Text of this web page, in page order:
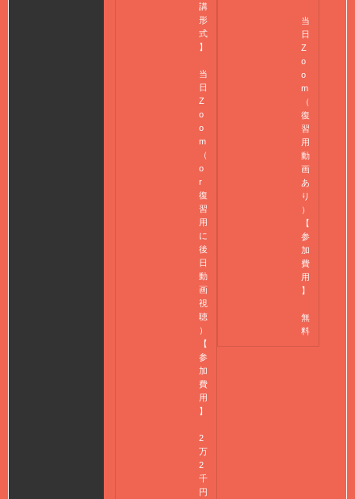
講
形
式
】
当
日
Z
o
o
m
（
o
r
復
習
用
に
後
日
動
画
視
聴
）
【
参
加
費
用
】
2
万
2
千
円
当
日
Z
o
o
m
（
復
習
用
動
画
あ
り
）
【
参
加
費
用
】
無
料